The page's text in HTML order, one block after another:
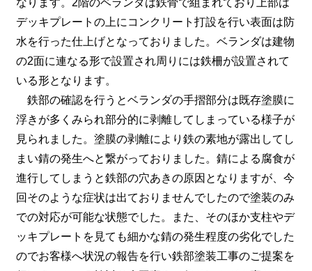
デッキプレートの上にコンクリート打設を行い表面は防
水を行った仕上げとなっておりました。ベランダは建物
の2面に連なる形で設置され周りには鉄柵が設置されて
いる形となります。
鉄部の確認を行うとベランダの手摺部分は既存塗膜に
浮きが多くみられ部分的に剥離してしまっている様子が
見られました。塗膜の剥離により鉄の素地が露出してし
まい錆の発生へと繋がっておりました。錆による腐食が
進行してしまうと鉄部の穴あきの原因となりますが、今
回そのような症状は出ておりませんでしたので塗装のみ
での対応が可能な状態でした。また、そのほか支柱やデ
ッキプレートを見ても細かな錆の発生程度の劣化でした
のでお客様へ状況の報告を行い鉄部塗装工事のご提案を